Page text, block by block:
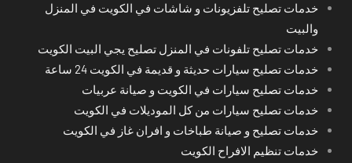
خدمات تصليح تلفزيونات و شاشات في الكويت في المنزل
والبيت
خدمات تصليح تلفونات في المنزل تصليح يجي البيت الكويت
خدمات تصليح سيارات حديثة و قديمة في الكويت 24 ساعة
خدمات تصليح سيارات في الكويت و صيانة عربيات
خدمات تصليح سيارات من كل الموديلات في الكويت
خدمات تصليح و صيانة طباخات و افران غاز في الكويت
خدمات تنظيم الافراح الكويت